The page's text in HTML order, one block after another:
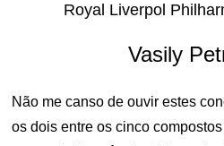
Royal Liverpol
Vasily
Não me canso de ouvir estes
os dois entre os cinco